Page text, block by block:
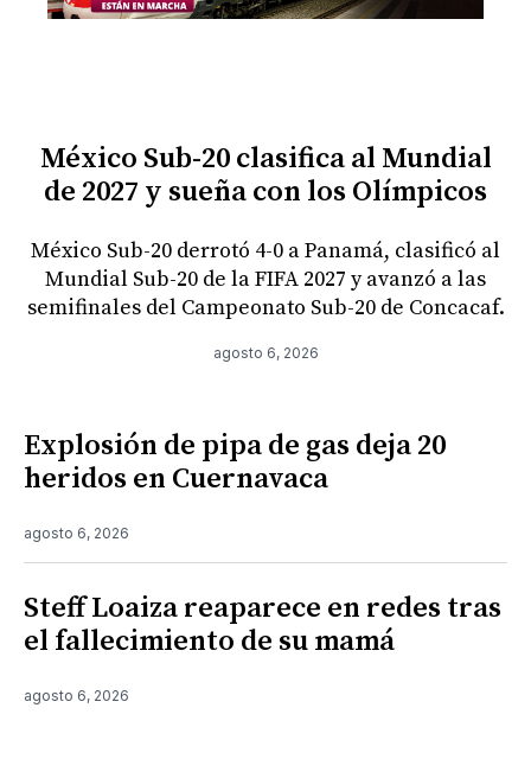
Presentado
Explosión de pipa de gas deja 20
heridos en Cuernavaca
agosto 6, 2026
Steff Loaiza reaparece en redes tras
el fallecimiento de su mamá
agosto 6, 2026
México Sub-20 clasifica al Mundial
de 2027 y sueña con los Olímpicos
México Sub-20 derrotó 4-0 a Panamá, clasificó al
Mundial Sub-20 de la FIFA 2027 y avanzó a las
semifinales del Campeonato Sub-20 de Concacaf.
agosto 6, 2026